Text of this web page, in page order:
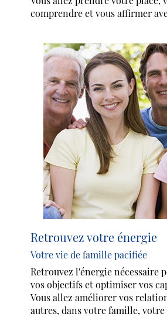
comprendre et vous affirmer
Retrouvez votre énergie
Votre vie de famille pacifiée
Retrouvez l'énergie nécessaire
vos objectifs et optimiser vos
Vous allez améliorer vos
autres, dans votre famille,